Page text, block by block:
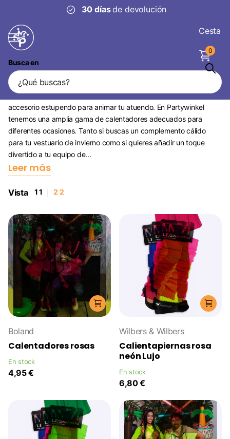
30 díasde devolución
Busca en
Cesta
0
Calientapiernas
Los calentadores no sólo son prácticos, sino que también son un
accesorio estupendo para animar tu atuendo. En Partywinkel
tenemos una amplia gama de calentadores adecuados para
diferentes ocasiones. Tanto si buscas un complemento cálido
para tu vestuario de invierno como si quieres añadir un toque
divertido a tu equipo de...
Leer más
Vista 11 2 2
Boland
Calentadores rosas
En stock
4,95 €
Wilbers & Wilbers
Calientapiernas rosa
neón Lujo
En stock
6,80 €